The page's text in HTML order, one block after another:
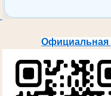
Официальная